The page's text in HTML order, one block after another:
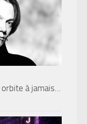
à jamais…